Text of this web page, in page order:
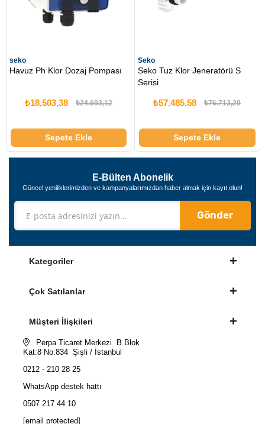
Seko Tuz Klor Jeneratörü S
₺57.485,58 ₺76.713,29
Sepete Ekle
Havuz Ph Klor Dozaj
₺18.503,38
Sepete Ekle
E-Bülten Abonelik
Güncel yeniliklerimizden ve kampanyalarımızdan haber almak için kayıt olun!
Gönder
Kategoriler
Çok Satılanlar
Müşteri İlişkileri
Perpa Ticaret Merkezi B Blok
Kat:8 No:834 Şişli / İstanbul
0212 - 210 28 25
WhatsApp destek hattı
0507 217 44 10
[email protected]